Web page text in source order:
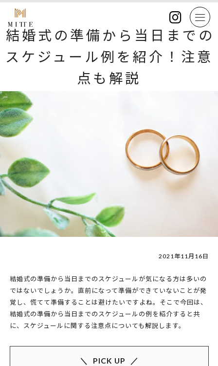
結婚式の準備から当日までの
スケジュール例を紹介！注意
点も解説
2021年11月16日
結婚式の準備から当日までのスケジュールが気になる方は多いの
ではないでしょうか。直前になって準備ができていないことが発
覚し、慌てて準備することは避けたいですよね。そこで今回は、
結婚式の準備から当日までのスケジュールの例を紹介すると共
に、スケジュールに関する注意点についても解説します。
PICK UP